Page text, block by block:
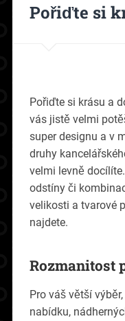
Pořiďte si
Pořiďte si krásu a
vás jistě velmi
super designu a v
druhy
velmi levně
odstíny či
velikosti a tvarové
najdete.
Rozmanitost
Pro váš větší
nabídku,